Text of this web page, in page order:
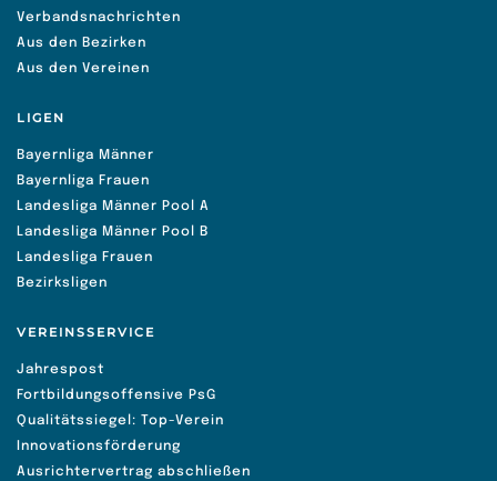
Verbandsnachrichten
Aus den Bezirken
Aus den Vereinen
LIGEN
Bayernliga Männer
Bayernliga Frauen
Landesliga Männer Pool A
Landesliga Männer Pool B
Landesliga Frauen
Bezirksligen
VEREINSSERVICE
Jahrespost
Fortbildungsoffensive PsG
Qualitätssiegel: Top-Verein
Innovationsförderung
Ausrichtervertrag abschließen